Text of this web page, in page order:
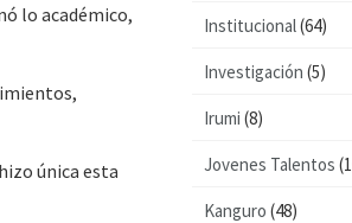
lo académico,
única esta
Institucional(64)
Investigación (5)
Irumi (8)
Jovenes Talentos
Kanguro (48)